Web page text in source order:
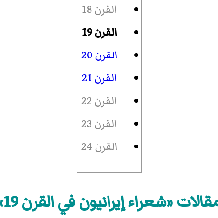
القرن 18
القرن 19
القرن 20
القرن 21
القرن 22
القرن 23
القرن 24
«شعراء إيرانيون في القرن 19»